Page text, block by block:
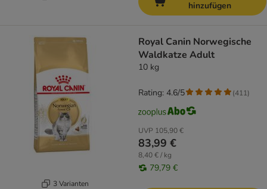
hinzufügen
3 Varianten
Royal Canin Norwegische
Waldkatze Adult
10 kg
UVP 105,90 €
83,99 €
8,40 € / kg
79,79 €
Rating: 4.6/5 (411)